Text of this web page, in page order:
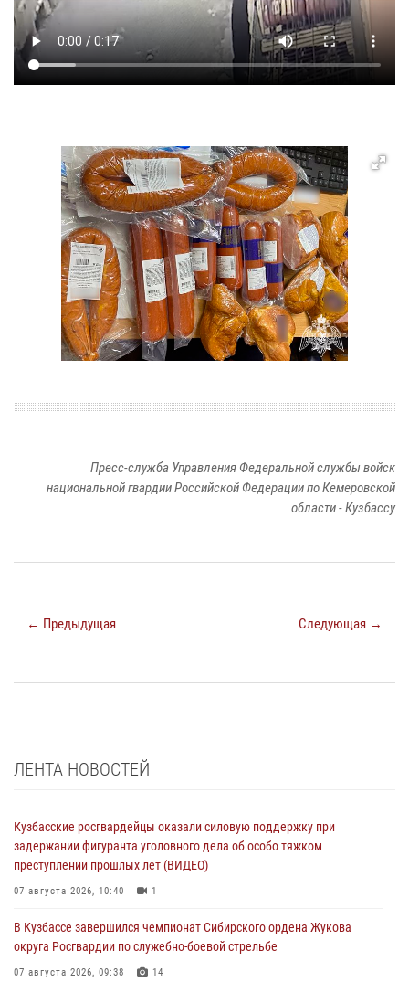
Пресс-служба Управления Федеральной службы войск
национальной гвардии Российской Федерации по Кемеровской
области - Кузбассу
← Предыдущая Следующая →
ЛЕНТА НОВОСТЕЙ
Кузбасские росгвардейцы оказали силовую поддержку при
задержании фигуранта уголовного дела об особо тяжком
преступлении прошлых лет (ВИДЕО)
07 августа 2026, 10:40 1
В Кузбассе завершился чемпионат Сибирского ордена Жукова
округа Росгвардии по служебно-боевой стрельбе
07 августа 2026, 09:38 14